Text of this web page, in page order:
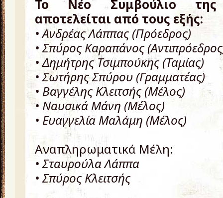
Το Νέο Συμβούλιο της
αποτελείται από τους εξής:
• Ανδρέας Λάππας (Πρόεδρος)
• Σπύρος Καραπάνος
• Δημήτρης Τσιμπούκης (Ταμίας)
• Σωτήρης Σπύρου (Γραμματέας)
• Βαγγέλης Κλειτσής (Μέλος)
• Ναυσικά Μάνη (Μέλος)
• Ευαγγελία Μαλάμη (Μέλος)
Αναπληρωματικά Μέλη:
• Σταυρούλα Λάππα
• Σπύρος Κλειτσής